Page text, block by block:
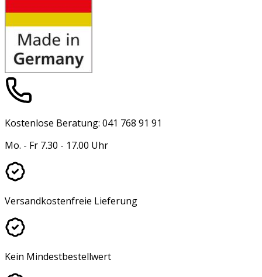
Kostenlose Beratung: 041 768 91 91
Mo. - Fr 7.30 - 17.00 Uhr
Versandkostenfreie Lieferung
Kein Mindestbestellwert